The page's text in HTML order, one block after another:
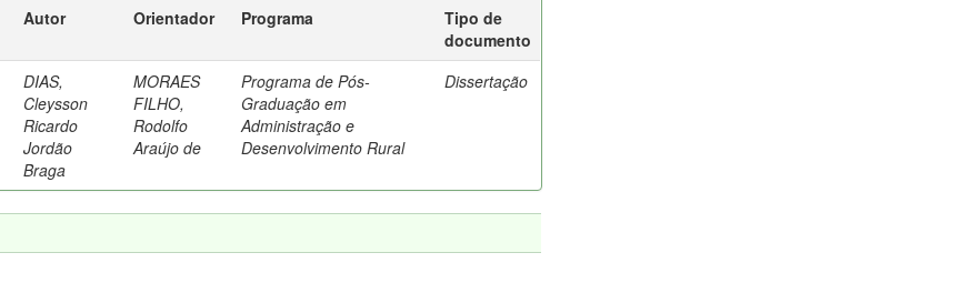
Autor Orientador Programa
Tipo de
documento
DIAS,
Cleysson
Ricardo
Jordão
Braga
MORAES
FILHO,
Rodolfo
Araújo de
Programa de Pós-
Graduação em
Administração e
Desenvolvimento Rural
Dissertação